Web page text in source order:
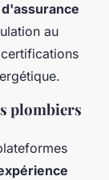
au
plombiers